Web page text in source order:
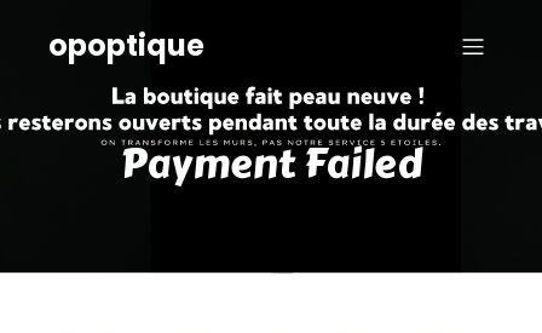
opoptique
Payment Failed